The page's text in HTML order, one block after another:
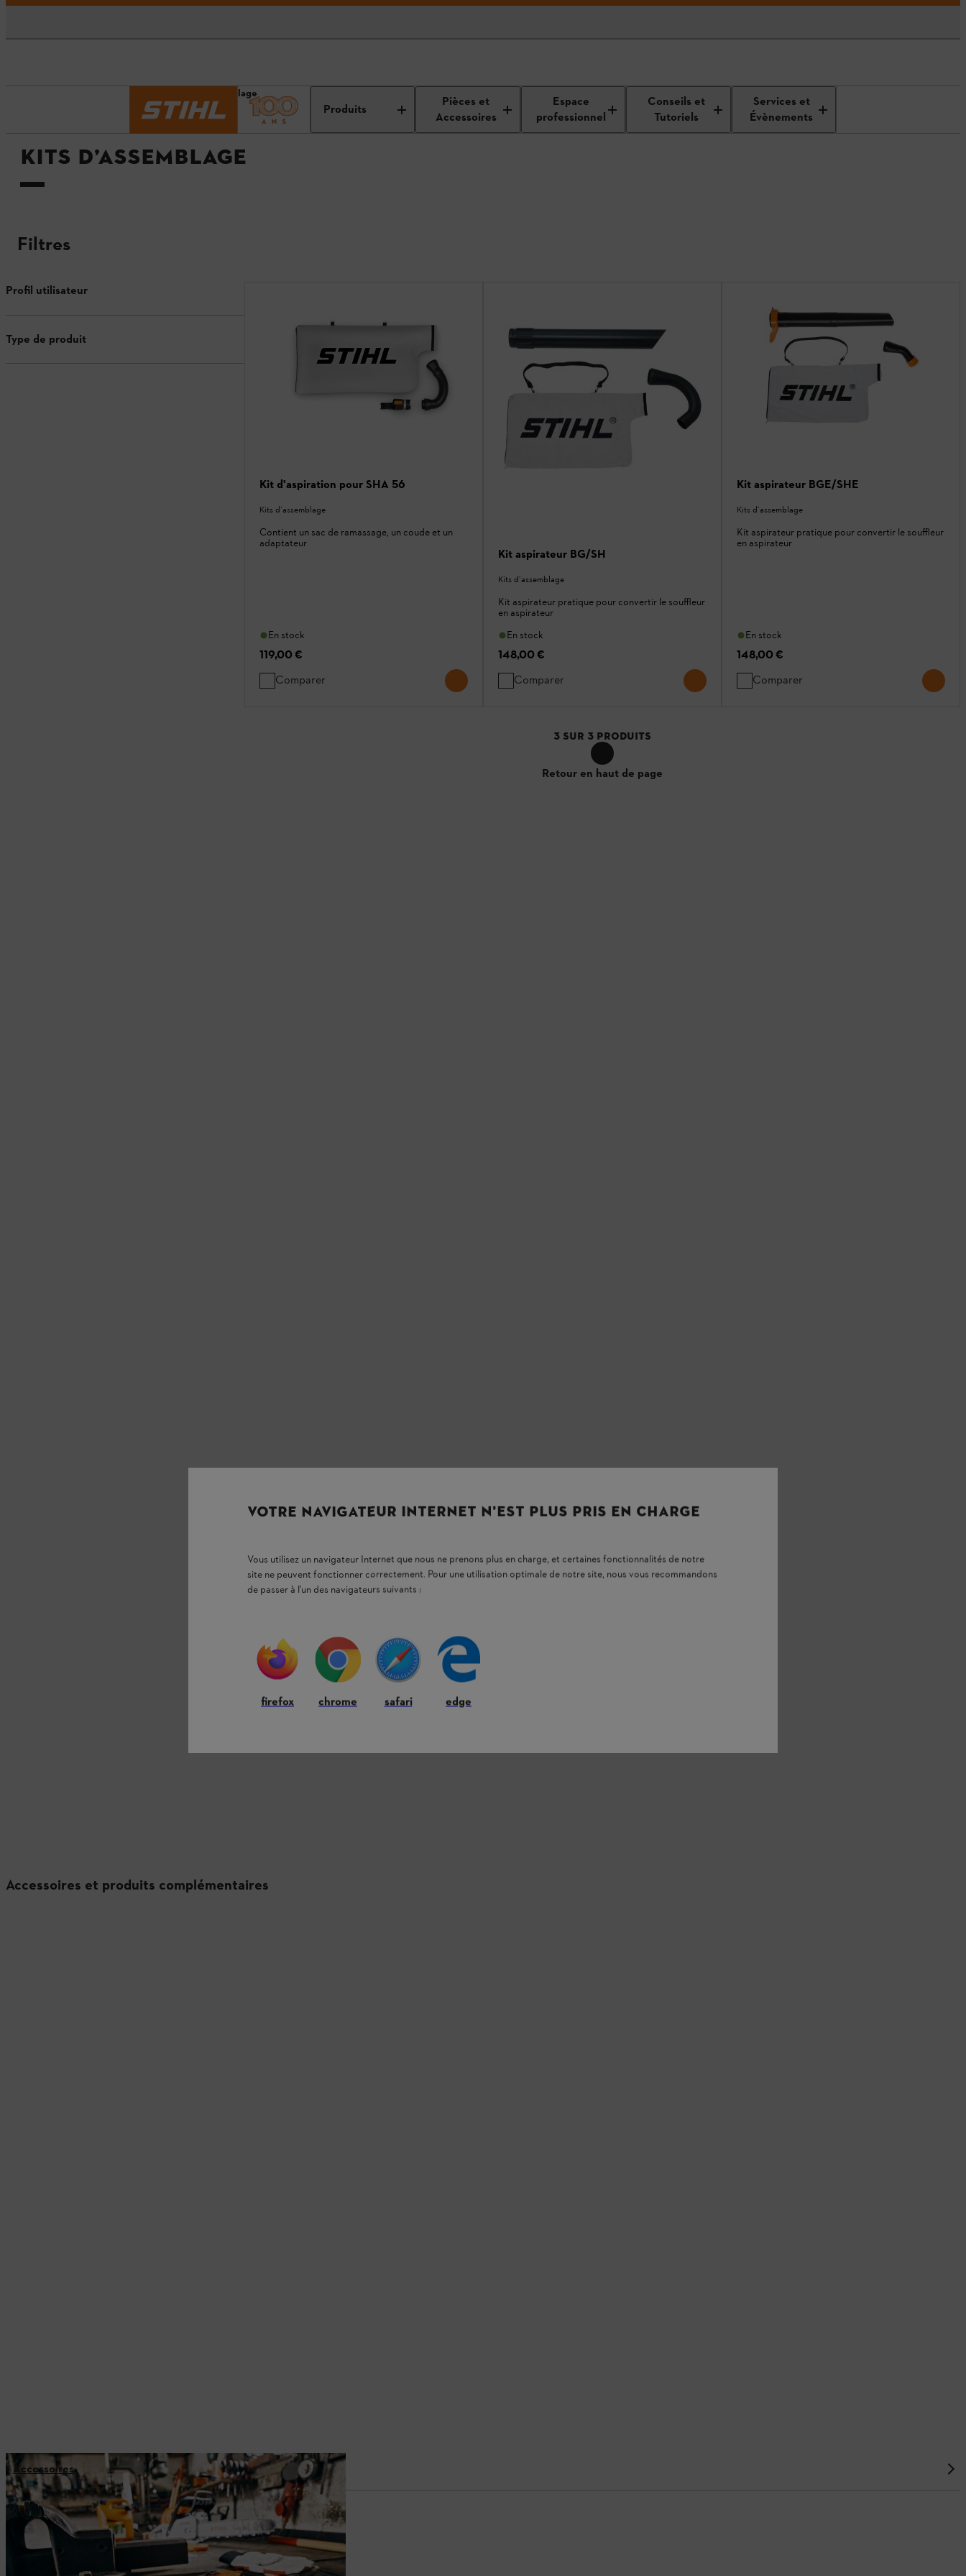
Produits
Pièces et
Accessoires
Espace
professionnel
Conseils et
Tutoriels
Services et
Évènements
Kits d’assemblage
KITS D’ASSEMBLAGE
Filtres
Profil utilisateur
Type de produit
Kit d'aspiration pour SHA 56
Kits d’assemblage
Contient un sac de ramassage, un coude et un
adaptateur
En stock
119,00 €
Comparer
Kit aspirateur BG/SH
Kits d’assemblage
Kit aspirateur pratique pour convertir le souffleur
en aspirateur
En stock
148,00 €
Comparer
Kit aspirateur BGE/SHE
Kits d’assemblage
Kit aspirateur pratique pour convertir le souffleur
en aspirateur
En stock
148,00 €
Comparer
3 SUR 3 PRODUITS
Retour en haut de page
Accessoires et produits complémentaires
Accessoires
VOTRE NAVIGATEUR INTERNET N'EST PLUS PRIS EN CHARGE
Vous utilisez un navigateur Internet que nous ne prenons plus en charge, et certaines fonctionnalités de notre
site ne peuvent fonctionner correctement. Pour une utilisation optimale de notre site, nous vous recommandons
de passer à l'un des navigateurs suivants :
firefox chrome safari edge